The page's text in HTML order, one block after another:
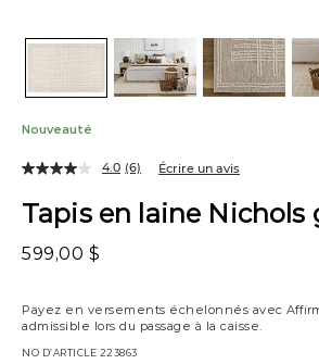
Nouveauté
Tapis en laine Nichols
599,00 $
Payez en versements échelonnés avec
admissible lors du passage à la caisse.
NO D’ARTICLE 223863
4.0 (6) Écrire un avis